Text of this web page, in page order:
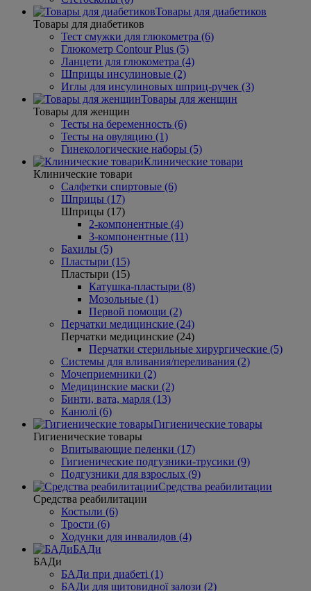
Товары для диабетиков
Товары для диабетиков
Тест смужки для глюкометра (6)
Глюкометр Contour Plus (5)
Ланцети для глюкометра (4)
Шприцы инсулиновые (2)
Иглы для инсулиновых шприц-ручек (3)
Товары для женщин
Товары для женщин
Тесты на беременность (6)
Тесты на овуляцию (1)
Гинекологические наборы (5)
Клинические товари
Клинические товари
Салфетки спиртовые (6)
Шприцы (17)
Шприцы (17)
2-компонентные (4)
3-компонентные (11)
Бахилы (5)
Пластыри (15)
Пластыри (15)
Катушка-пластыри (8)
Мозольные (1)
Первой помощи (2)
Перчатки медицинские (24)
Перчатки медицинские (24)
Перчатки стерильные хирургические (5)
Системы для вливания/переливания (2)
Мочеприемники (2)
Медицинские маски (2)
Бинти, вата, марля (13)
Канюлі (6)
Гигиенические товары
Гигиенические товары
Впитывающие пеленки (17)
Гигиенические подгузники-трусики (9)
Подгузники для взрослых (9)
Средства реабилитации
Средства реабилитации
Костыли (6)
Трости (6)
Ходунки для инвалидов (4)
БАДи
БАДи
БАДи при диабеті (1)
БАДи для щитовидної залози (2)